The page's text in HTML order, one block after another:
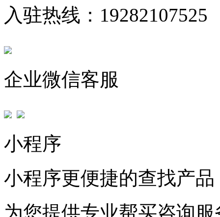
入驻热线：19282107525
企业微信客服
小程序
小程序更便捷的查找产品
为您提供专业帮买咨询服